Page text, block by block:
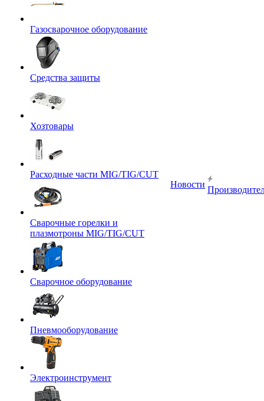
Газосварочное оборудование
Средства защиты
Хозтовары
Расходные части MIG/TIG/CUT
Сварочные горелки и
плазмотроны MIG/TIG/CUT
Сварочное оборудование
Пневмооборудование
Электроинструмент
Новости